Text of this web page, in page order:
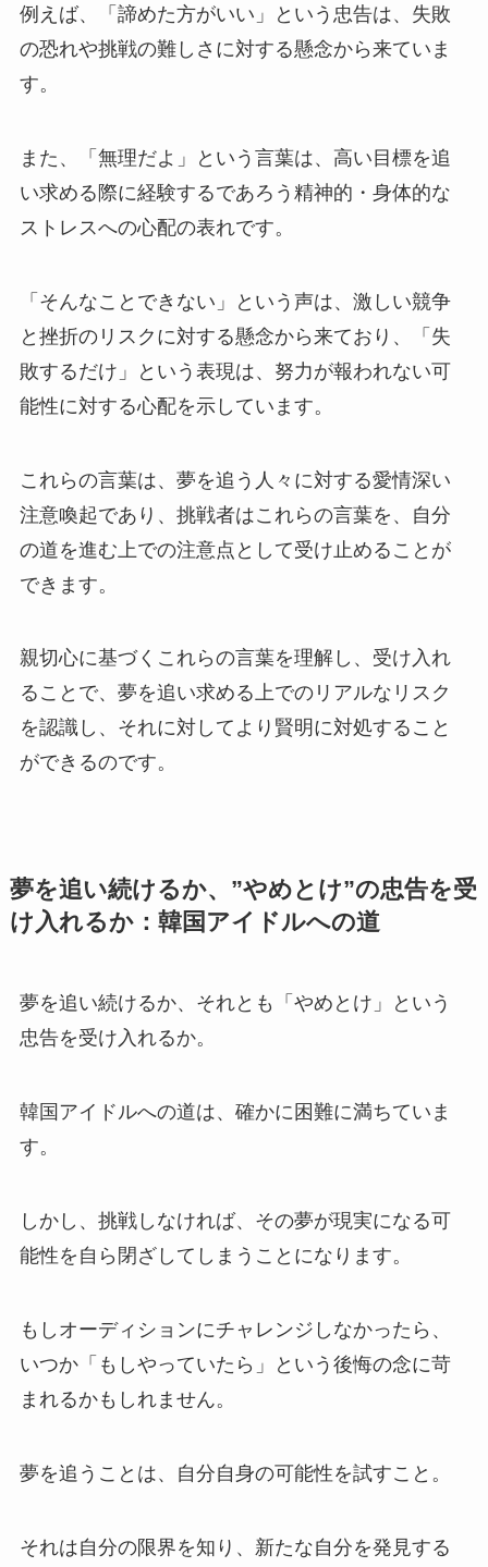
例えば、「諦めた方がいい」という忠告は、失敗
の恐れや挑戦の難しさに対する懸念から来ていま
す。
また、「無理だよ」という言葉は、高い目標を追
い求める際に経験するであろう精神的・身体的な
ストレスへの心配の表れです。
「そんなことできない」という声は、激しい競争
と挫折のリスクに対する懸念から来ており、「失
敗するだけ」という表現は、努力が報われない可
能性に対する心配を示しています。
これらの言葉は、夢を追う人々に対する愛情深い
注意喚起であり、挑戦者はこれらの言葉を、自分
の道を進む上での注意点として受け止めることが
できます。
親切心に基づくこれらの言葉を理解し、受け入れ
ることで、夢を追い求める上でのリアルなリスク
を認識し、それに対してより賢明に対処すること
ができるのです。
夢を追い続けるか、”やめとけ”の忠告を受
け入れるか：韓国アイドルへの道
夢を追い続けるか、それとも「やめとけ」という
忠告を受け入れるか。
韓国アイドルへの道は、確かに困難に満ちていま
す。
しかし、挑戦しなければ、その夢が現実になる可
能性を自ら閉ざしてしまうことになります。
もしオーディションにチャレンジしなかったら、
いつか「もしやっていたら」という後悔の念に苛
まれるかもしれません。
夢を追うことは、自分自身の可能性を試すこと。
それは自分の限界を知り、新たな自分を発見する